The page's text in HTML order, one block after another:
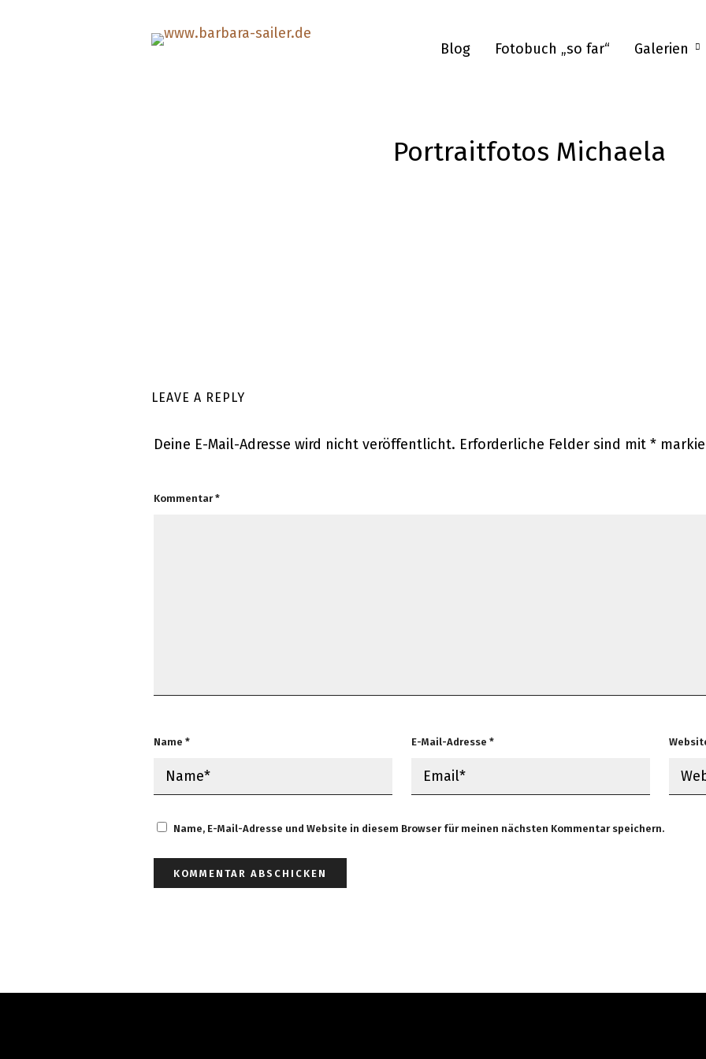
Blog Fotobuch „so far“ Galerien
Portraitfotos Michaela
LEAVE A REPLY
Deine E-Mail-Adresse wird nicht veröffentlicht. Erforderliche Felder sind mit *
Kommentar*
Name * E-Mail-Adresse *
Name, E-Mail-Adresse und Website in diesem Browser für meinen nächsten Kommentar speichern.